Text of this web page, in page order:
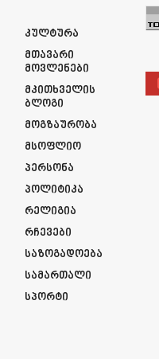
Კულტურა
Მთავარი
Მოვლენები
Მკითხველის
Ბლოგი
Მოგზაურობა
Მსოფლიო
Პერსონა
Პოლიტიკა
Რელიგია
Რჩევები
Საზოგადოება
Სამართალი
Სპორტი